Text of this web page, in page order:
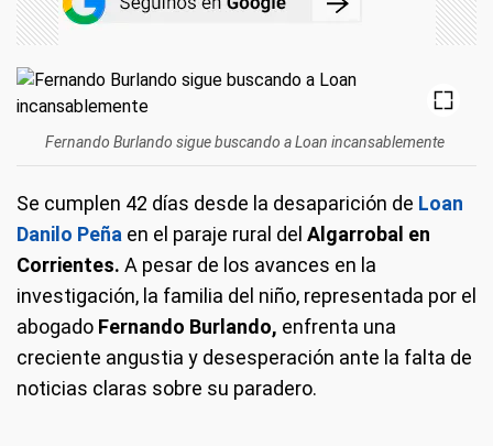
Fernando Burlando sigue buscando a Loan incansablemente
Se cumplen 42 días desde la desaparición de Loan
Danilo Peña en el paraje rural del Algarrobal en
Corrientes. A pesar de los avances en la
investigación, la familia del niño, representada por el
abogado Fernando Burlando, enfrenta una
creciente angustia y desesperación ante la falta de
noticias claras sobre su paradero.